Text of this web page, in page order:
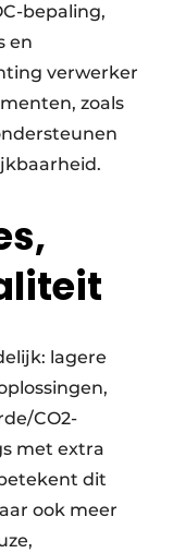
bepaling,
en
verwerker
zoals
lagere
CO2-
met extra
dit
ook meer